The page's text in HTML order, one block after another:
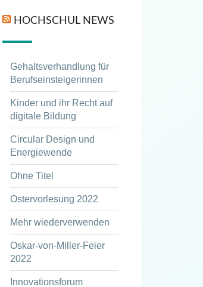
HOCHSCHUL NEWS
Gehaltsverhandlung für
Berufseinsteigerinnen
Kinder und ihr Recht auf
digitale Bildung
Circular Design und
Energiewende
Ohne Titel
Ostervorlesung 2022
Mehr wiederverwenden
Oskar-von-Miller-Feier
2022
Innovationsforum